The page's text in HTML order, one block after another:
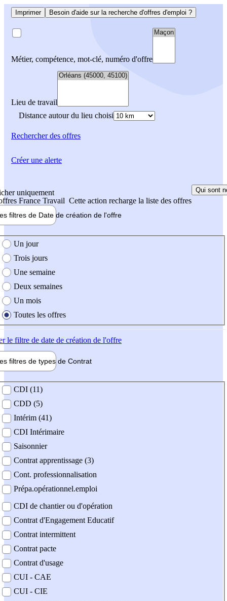
Imprimer Besoin d'aide sur la recherche d'offres d'emploi ?
Métier, compétence, mot-clé, numéro d'offre
Lieu de travail
Distance autour du lieu choisi
Rechercherdes offres
uniquement
France Travail Cette action recharge la liste des offres
Qui sont
filtres de Date de création de l'offre
création de l'offre
Un jour
Trois jours
Une semaine
Deux semaines
Un mois
Toutes les offres
le filtre de date de création de l'offre
filtres de types de Contrat
contrat
CDI (11)
CDD (5)
Intérim (41)
CDI Intérimaire
Saisonnier
Contrat apprentissage (3)
Cont. professionnalisation
Prépa.opérationnel.emploi
CDI de chantier ou d'opération
Contrat d'Engagement Educatif
Contrat intermittent
Contrat pacte
Contrat d'usage
CUI - CAE
CUI - CIE
Créer une alerte